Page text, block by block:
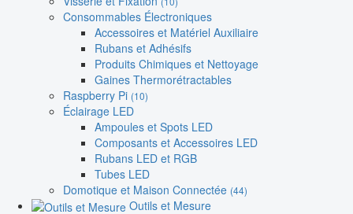
Consommables Électroniques
Accessoires et Matériel Auxiliaire
Rubans et Adhésifs
Produits Chimiques et Nettoyage
Gaines Thermorétractables
Raspberry Pi (10)
Éclairage LED
Ampoules et Spots LED
Composants et Accessoires LED
Rubans LED et RGB
Tubes LED
Domotique et Maison Connectée (44)
Outils et Mesure